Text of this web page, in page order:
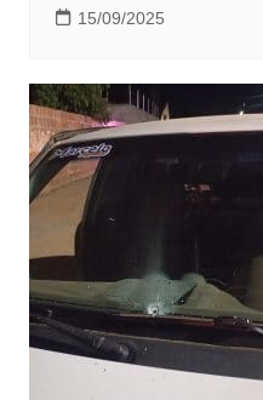
15/09/2025